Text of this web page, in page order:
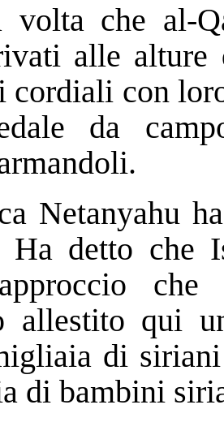
volta che al-
alle alture
cordiali con
da
Netanyahu
detto che
che
allestito qui
di
di bambini